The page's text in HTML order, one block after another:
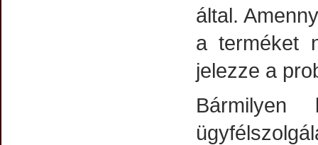
által.
a terméket
jelezze a